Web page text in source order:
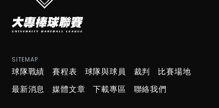
SITEMAP
球隊戰績 賽程表 球隊與球員 裁判
比賽場地
最新消息
媒體文章 下載專區 聯絡我們